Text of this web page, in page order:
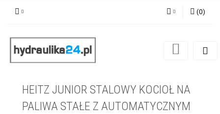
Zarejestruj się
(0)
HEITZ JUNIOR STALOWY KOCIOŁ NA
PALIWA STAŁE Z AUTOMATYCZNYM